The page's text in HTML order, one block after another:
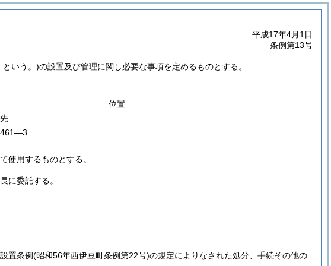
平成17年4月1日
条例第13号
という。)の設置及び管理に関し必要な事項を定めるものとする。
位置
461―3
使用するものとする。
に委託する。
置条例(昭和56年西伊豆町条例第22号)の規定によりなされた処分、手続その他の